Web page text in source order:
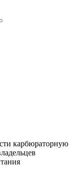
карбюраторную